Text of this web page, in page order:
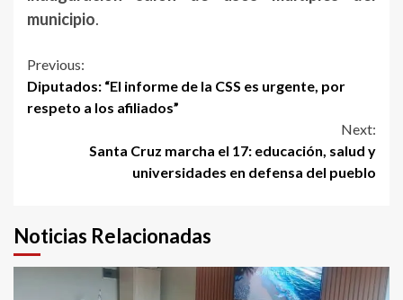
municipio.
Continue
Reading
Previous:
Diputados: “El informe de la CSS es urgente, por
respeto a los afiliados”
Next:
Santa Cruz marcha el 17: educación, salud y
universidades en defensa del pueblo
Noticias Relacionadas